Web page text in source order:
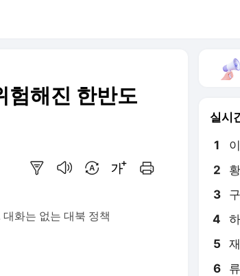
험해진 한반도
화는 없는 대북 정책
실시
1
2
3
4
5
6